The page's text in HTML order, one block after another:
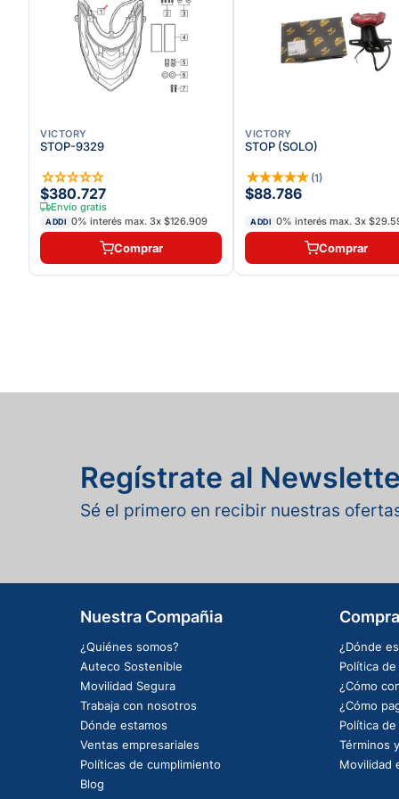
VICTORY
STOP-9329
☆☆☆☆☆
$380.727
Envío gratis
ADDI 0% interés max. 3x $126.909
Comprar
VICTORY
STOP (SOLO)
★★★★★ (1)
$88.786
ADDI 0% interés max. 3x
Comprar
Regístrate al
Sé el primero en recibir nuestras
Nuestra Compañia
¿Quiénes somos?
Auteco Sostenible
Movilidad Segura
Trabaja con nosotros
Dónde estamos
Ventas empresariales
Políticas de cumplimiento
Blog
¿Dónde
Política
¿Cómo
¿Cómo
Política
Términos
Movilidad